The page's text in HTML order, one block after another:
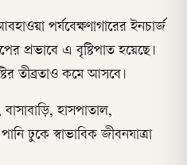
পর্যবেক্ষণাগারের ইনচার্জ
প্রভাবে এ বৃষ্টিপাত হয়েছে।
তীব্রতাও কমে আসবে।
হাসপাতাল,
পানি ঢুকে স্বাভাবিক জীবনযাত্রা